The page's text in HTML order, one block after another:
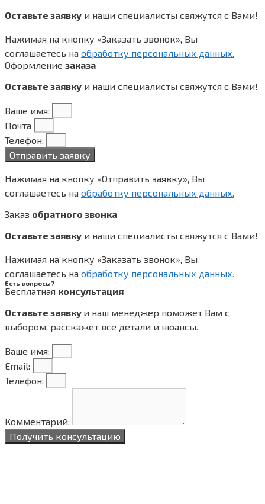
Оставьте заявку и наши специалисты свяжутся с Вами!
Нажимая на кнопку «Заказать звонок», Вы
соглашаетесь на обработку персональных данных.
Оформление заказа
Оставьте заявку и наши специалисты свяжутся с Вами!
Ваше имя:
Почта
Телефон:
Отправить заявку
Нажимая на кнопку «Отправить заявку», Вы
соглашаетесь на обработку персональных данных.
Заказ обратного звонка
Оставьте заявку и наши специалисты свяжутся с Вами!
Нажимая на кнопку «Заказать звонок», Вы
соглашаетесь на обработку персональных данных.
Есть вопросы?
Бесплатная консультация
Оставьте заявку и наш менеджер поможет Вам с
выбором, расскажет все детали и нюансы.
Ваше имя:
Email:
Телефон:
Комментарий:
Получить консультацию